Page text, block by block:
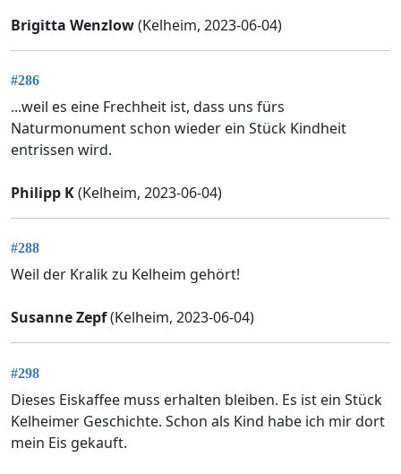
Brigitta Wenzlow(Kelheim, 2023-06-04)
#286
...weil es eine Frechheit ist, dass uns fürs
Naturmonument schon wieder ein Stück Kindheit
entrissen wird.
Philipp K(Kelheim, 2023-06-04)
#288
Weil der Kralik zu Kelheim gehört!
Susanne Zepf(Kelheim, 2023-06-04)
#298
Dieses Eiskaffee muss erhalten bleiben. Es ist ein Stück
Kelheimer Geschichte. Schon als Kind habe ich mir dort
mein Eis gekauft.